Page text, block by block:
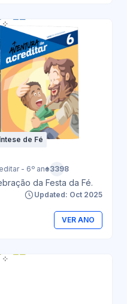
de Fé
- 6º ano+3398
da Festa da Fé.
Updated: Oct 2025
VER ANO